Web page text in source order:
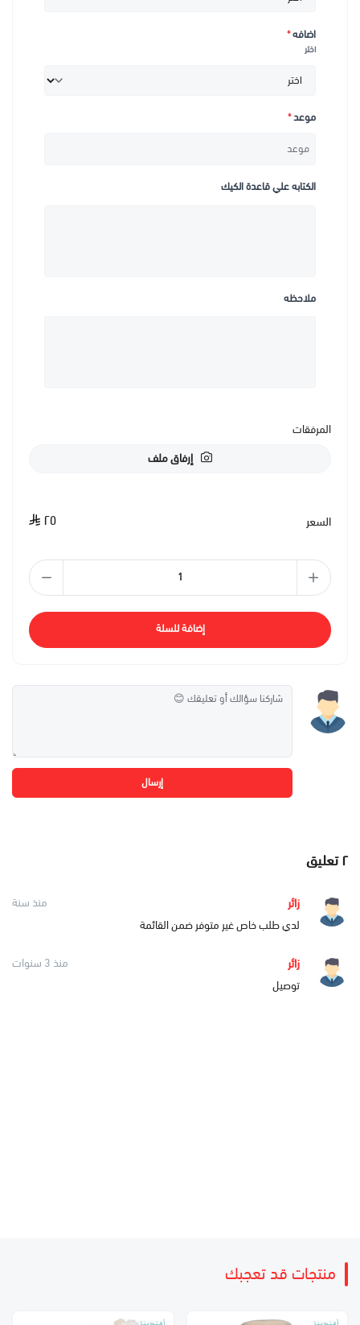
اضافه*
اختر
موعد*
الكتابه علي قاعدة الكيك
ملاحظه
المرفقات
إرفاق ملف
السعر ٢٥
إضافة للسلة
إرسال
٢تعليق
زائر
منذ سنة
لدي طلب خاص غير متوفر ضمن القائمة
زائر
منذ 3 سنوات
توصيل
منتجات قد تعجبك